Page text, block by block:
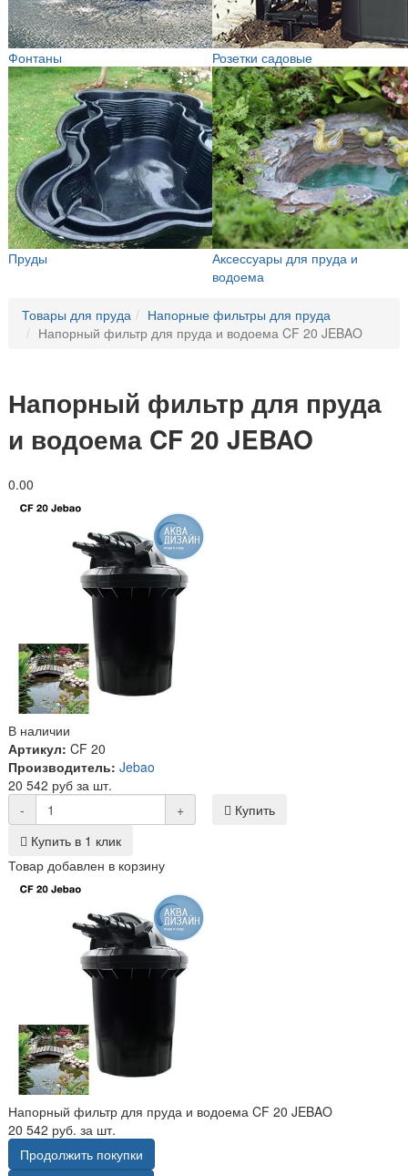
Фонтаны Розетки садовые
Пруды
Аксессуары для пруда и
водоема
Товары для пруда
Напорные фильтры для пруда
Напорный фильтр для пруда и водоема CF 20 JEBAO
Напорный фильтр для пруда
и водоема CF 20 JEBAO
0.00
В наличии
Артикул: CF 20
Производитель: Jebao
20 542 руб за шт.
-
+
Купить
Купить в 1 клик
Товар добавлен в корзину
Напорный фильтр для пруда и водоема CF 20 JEBAO
20 542 руб. за шт.
Продолжить покупки